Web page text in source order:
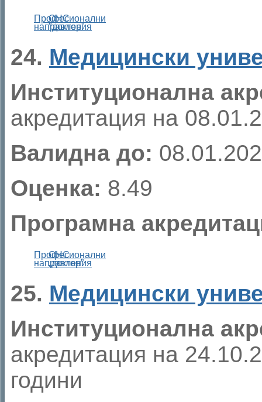
Професионални
направления
ОНС
"доктор"
24. Медицински
Институционална
акредитация на
Валидна до:
Оценка: 8.49
Програмна
Професионални
направления
ОНС
„доктор”
25. Медицински
Институционална
акредитация на
години